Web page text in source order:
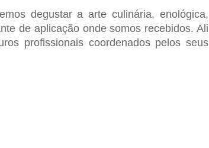
degustar a arte culinária, enológica,
de aplicação onde somos recebidos. Ali
profissionais coordenados pelos seus